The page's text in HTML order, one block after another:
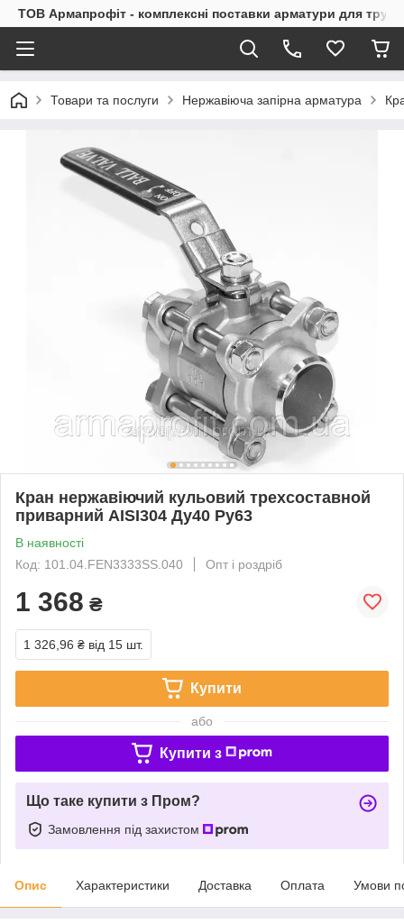
ТОВ Армапрофіт - комплексні поставки арматури для
Товари та послуги Нержавіюча запірна арматура
Кран нержавіючий кульовий трехсоставной
приварний AISI304 Ду40 Ру63
В наявності
Код: 101.04.FEN3333SS.040
Опт і роздріб
1 368 ₴
1 326,96 ₴ від 15 шт.
Купити
або
Купити з
Що таке купити з Пром?
Замовлення під захистом
Опис Характеристики Доставка Оплата Умови